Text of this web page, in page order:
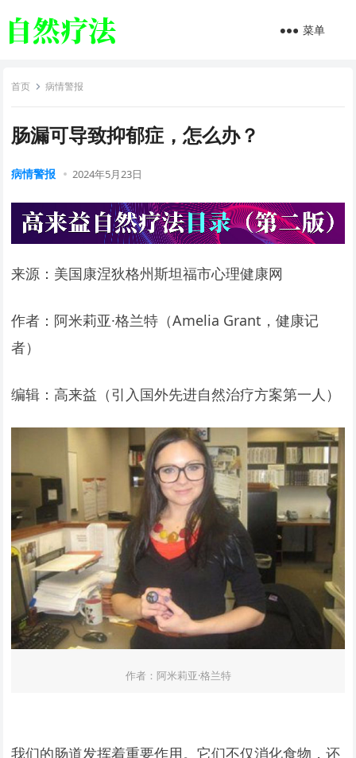
菜单
首页 病情警报
肠漏可导致抑郁症，怎么办？
病情警报 2024年5月23日
来源：美国康涅狄格州斯坦福市心理健康网
作者：阿米莉亚·格兰特（Amelia Grant，健康记
者）
编辑：高来益（引入国外先进自然治疗方案第一人）
作者：阿米莉亚·格兰特
我们的肠道发挥着重要作用。它们不仅消化食物，还